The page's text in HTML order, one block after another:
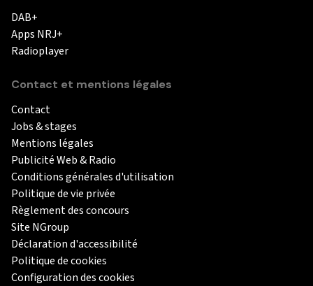
DAB+
Apps NRJ+
Radioplayer
Contact et mentions légales
Contact
Jobs & stages
Mentions légales
Publicité Web & Radio
Conditions générales d'utilisation
Politique de vie privée
Règlement des concours
Site NGroup
Déclaration d'accessibilité
Politique de cookies
Configuration des cookies